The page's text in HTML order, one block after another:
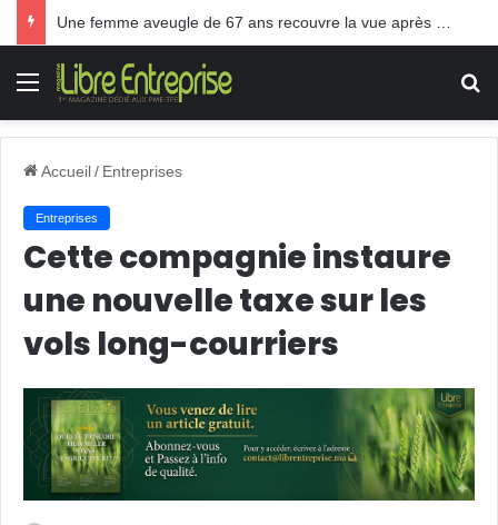
Menu
Accueil/ Entreprises
Entreprises
Cette compagnie instaure
une nouvelle taxe sur les
vols long-courriers